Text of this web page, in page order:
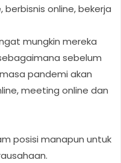
online, bekerja
mungkin mereka
sebelum
pandemi akan
meeting online dan
posisi manapun untuk